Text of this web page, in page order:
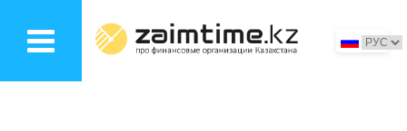
основному